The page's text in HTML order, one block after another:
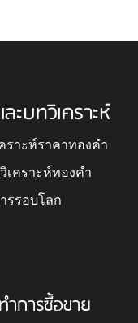
ะบทวิเคราะห์
ราะห์ราคาทองคำ
เคราะห์ทองคำ
รรอบโลก
ำการซื้อขาย